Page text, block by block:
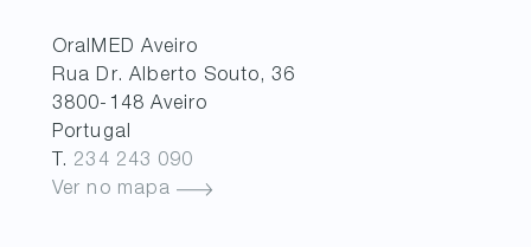
OralMED Aveiro
Rua Dr. Alberto Souto, 36
3800-148 Aveiro
Portugal
T. 234 243 090
Ver no mapa